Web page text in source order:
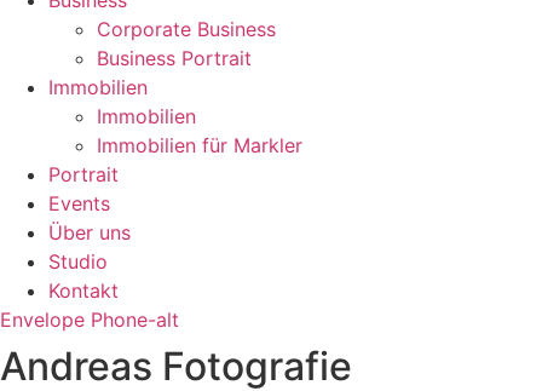
Corporate Business
Business Portrait
Immobilien
Immobilien
Immobilien für Markler
Portrait
Events
Über uns
Studio
Kontakt
Envelope Phone-alt
Andreas Fotografie